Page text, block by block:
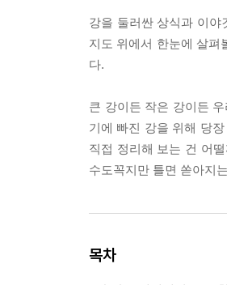
강을 둘러싼 상식과 이야
지도 위에서 한눈에 살펴
다.
큰 강이든 작은 강이든
기에 빠진 강을 위해 당
직접 정리해 보는 건 어
수도꼭지만 틀면 쏟아지
목차